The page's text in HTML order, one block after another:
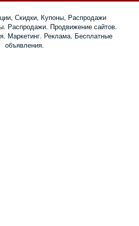
Распродажи. Продвижение сайтов.
Маркетинг. Реклама. Бесплатные
объявления.